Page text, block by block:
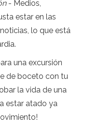
- Medios,
estar en las
lo que está
una excursión
de boceto con tu
la vida de una
estar atado ya